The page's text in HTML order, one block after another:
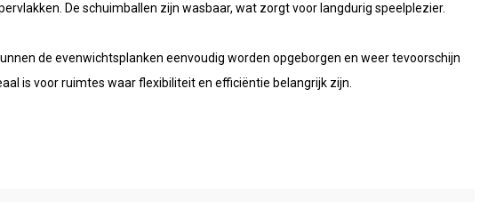
De schuimballen zijn wasbaar, wat zorgt voor langdurig speelplezier.
de evenwichtsplanken eenvoudig worden opgeborgen en weer tevoorschijn
is voor ruimtes waar flexibiliteit en efficiëntie belangrijk zijn.